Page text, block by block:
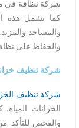
شركة نظافة في
كما تشمل هذه
والمساجد
والحفاظ على
شركة تنظيف
شركة تنظيف
الخزانات
والفحص للتأكد